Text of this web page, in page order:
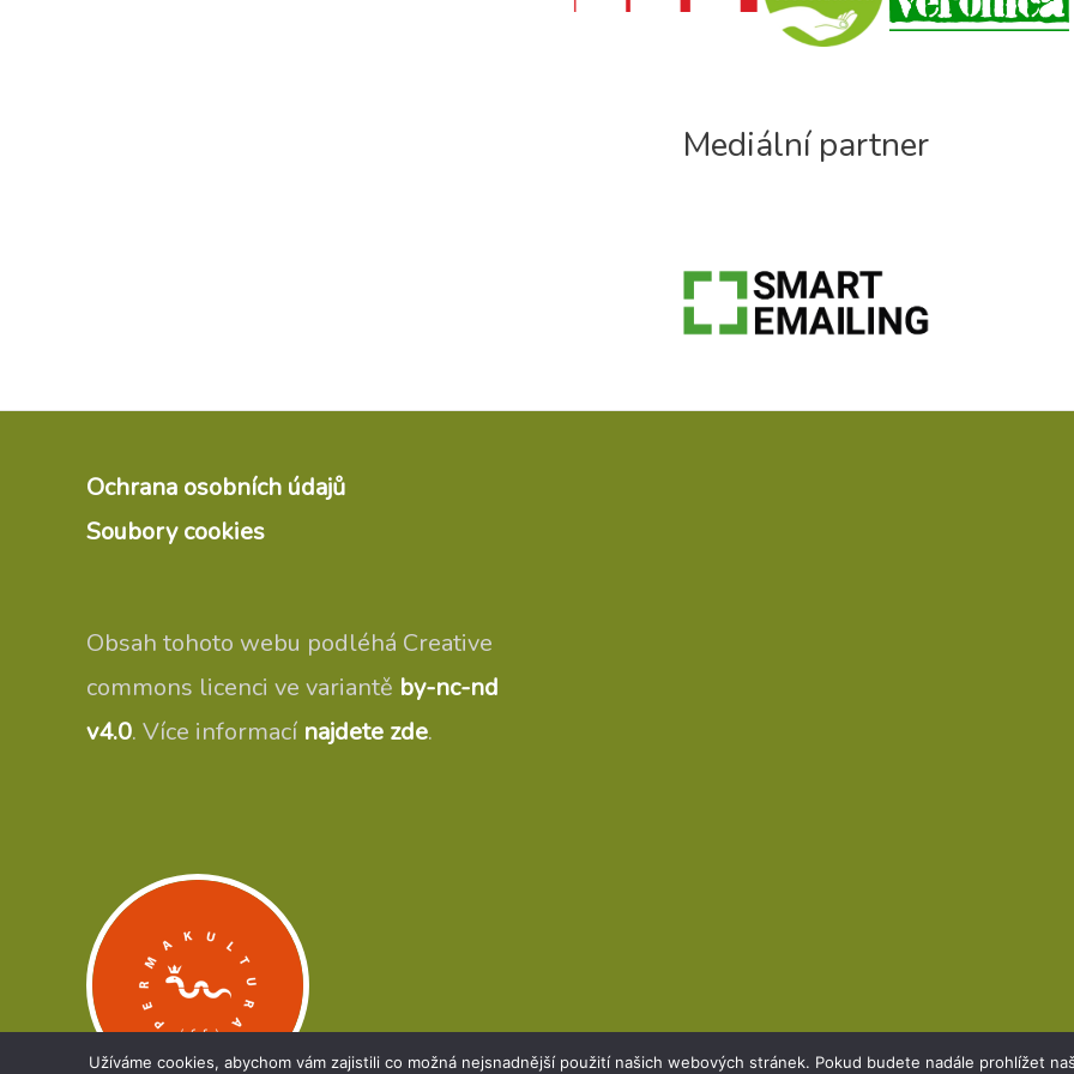
Mediální partner
Ochrana osobních údajů
Soubory cookies
Obsah tohoto webu podléhá Creative
commons licenci ve variantě by-nc-nd
v4.0. Více informací najdete zde.
Užíváme cookies, abychom vám zajistili co možná nejsnadnější použití našich webových stránek. Pokud budete nadále prohlížet